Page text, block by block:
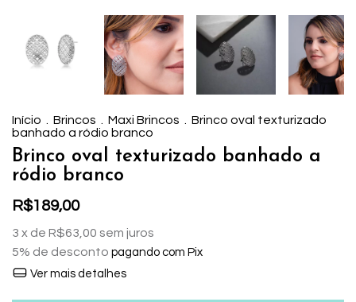
Início Brincos Maxi Brincos
Brinco oval texturizado
banhado a ródio branco
Brinco oval texturizado banhado a
ródio branco
R$189,00
3 x de R$63,00 sem juros
5% de desconto pagando com Pix
Ver mais detalhes